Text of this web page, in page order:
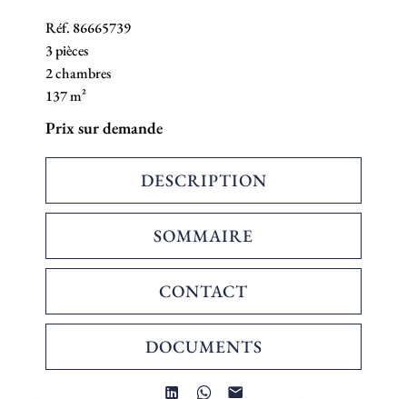
Réf. 86665739
3 pièces
2 chambres
137 m²
Prix sur demande
DESCRIPTION
SOMMAIRE
CONTACT
DOCUMENTS